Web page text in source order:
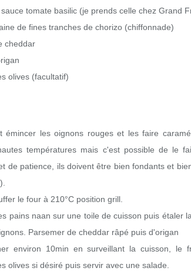
tomate basilic (je prends celle chez Grand
de fines tranches de chorizo (chiffonnade)
cheddar
olives (facultatif)
émincer les oignons rouges et les faire
températures mais c'est possible de le
de patience, ils doivent être bien fondants et
le four à 210°C position grill.
pains naan sur une toile de cuisson puis étaler
Parsemer de cheddar râpé puis d'origan
environ 10min en surveillant la cuisson, le
olives si désiré puis servir avec une salade.